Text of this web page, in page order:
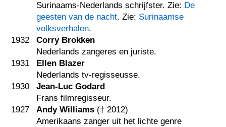
Surinaams-Nederlands schrijfster. Zie: De
geesten van de nacht. Zie: Surinaamse
volksverhalen.
1932
Corry Brokken
Nederlands zangeres en juriste.
1931
Ellen Blazer
Nederlands tv-regisseusse.
1930
Jean-Luc Godard
Frans filmregisseur.
1927
Andy Williams (†2012)
Amerikaans zanger uit het lichte genre